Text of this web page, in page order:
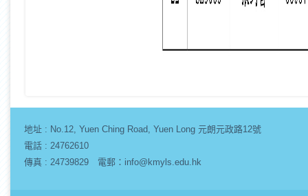
地址 : No.12, Yuen Ching Road, Yuen Long 元朗元政路12號
電話 : 24762610
傳真 : 24739829 電郵：info@kmyls.edu.hk